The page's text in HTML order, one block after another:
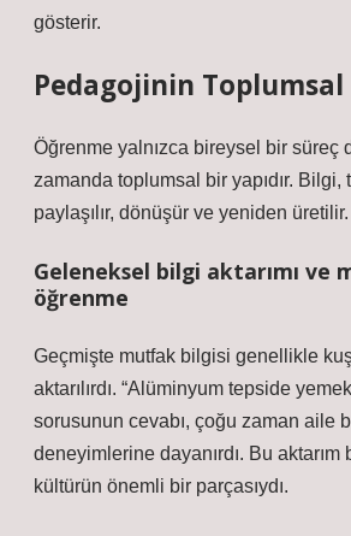
gösterir.
Pedagojinin
Öğrenme yalnızca bireysel bir süreç
zamanda toplumsal bir yapıdır.
paylaşılır, dönüşür ve yeniden üretilir.
Geleneksel bilgi aktarımı ve
öğrenme
Geçmişte mutfak bilgisi genellikle
aktarılırdı. “Alüminyum tepside yemek
sorusunun cevabı, çoğu zaman aile
deneyimlerine dayanırdı. Bu aktarım
kültürün önemli bir parçasıydı.